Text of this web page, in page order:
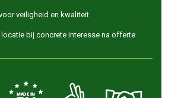
veiligheid en kwaliteit
bij concrete interesse na offerte